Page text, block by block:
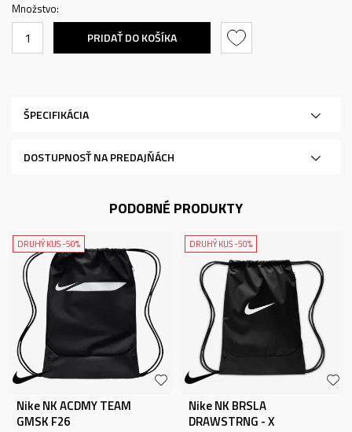
Množstvo:
PRIDAŤ DO KOŠÍKA
ŠPECIFIKÁCIA
DOSTUPNOSŤ NA PREDAJŇÁCH
PODOBNÉ PRODUKTY
DRUHÝ KUS -50%
Nike NK ACDMY TEAM
GMSK F26
DRUHÝ KUS -50%
Nike NK BRSLA
DRAWSTRNG - X